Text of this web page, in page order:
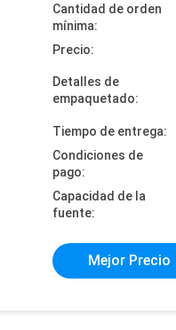
Cantidad de orden
mínima:
Precio:
Detalles de
empaquetado:
Tiempo de entrega:
Condiciones de
pago:
Capacidad de la
fuente:
Mejor Precio